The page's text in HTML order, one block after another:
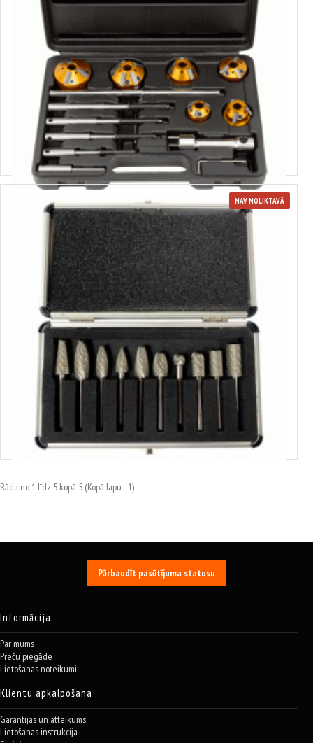
Cietsakausējuma raupinātāju komplekts
Izvēlēties variantus
NAV NOLIKTAVĀ
Metāla griezēju komplekts, 10 gab., SILVER
42.34€
Rāda no 1 līdz 5 kopā 5 (Kopā lapu - 1)
Pārbaudīt pasūtījuma statusu
Informācija
Par mums
Preču piegāde
Lietošanas noteikumi
Klientu apkalpošana
Garantijas un atteikums
Lietošanas instrukcija